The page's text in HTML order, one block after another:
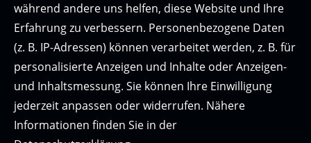
während andere uns helfen, diese Website und Ihre
Erfahrung zu verbessern. Personenbezogene Daten
(z. B. IP-Adressen) können verarbeitet werden, z. B. für
personalisierte Anzeigen und Inhalte oder Anzeigen-
und Inhaltsmessung. Sie können Ihre Einwilligung
jederzeit anpassen oder widerrufen. Nähere
Informationen finden Sie in der